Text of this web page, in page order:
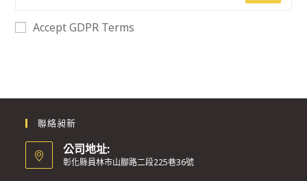
Accept GDPR Terms
聯絡昶新
公司地址:
彰化縣員林市山腳路二段225巷36號